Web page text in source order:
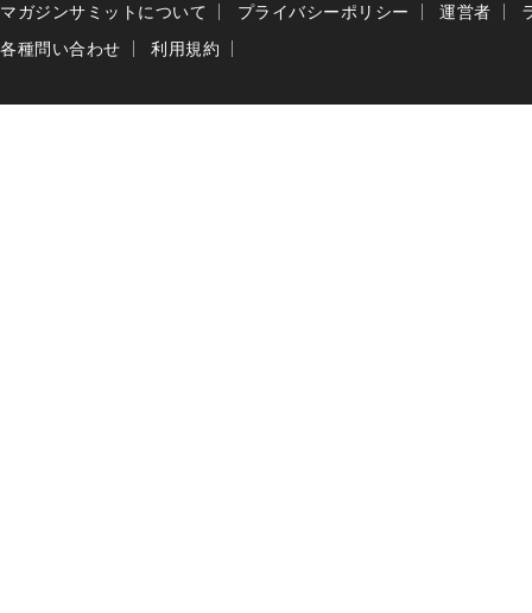
マガジンサミットについて プライバシーポリシー 運営者
各種問い合わせ
利用規約